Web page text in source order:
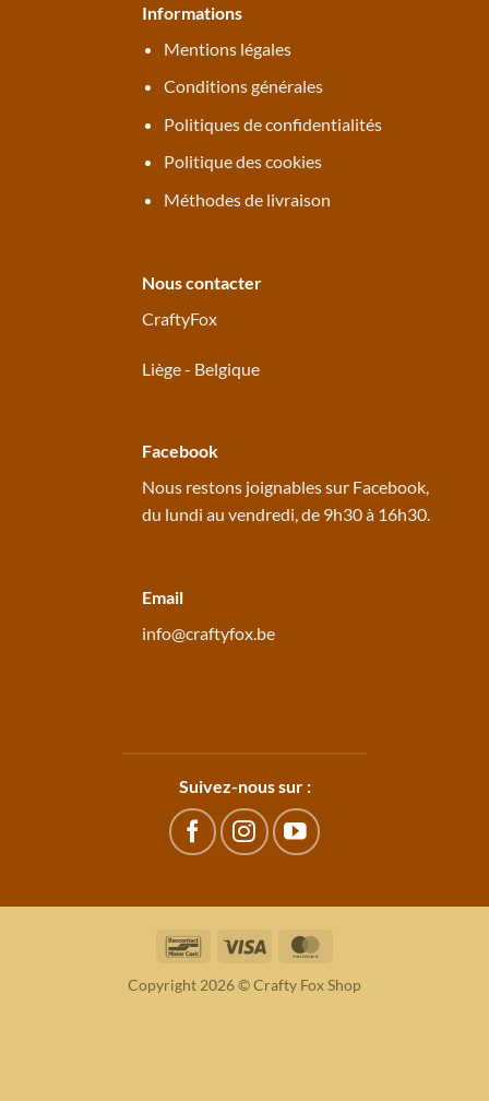
Informations
Mentions légales
Conditions générales
Politiques de confidentialités
Politique des cookies
Méthodes de livraison
Nous contacter
CraftyFox
Liège - Belgique
Facebook
Nous restons joignables sur Facebook,
du lundi au vendredi, de 9h30 à 16h30.
Email
info@craftyfox.be
Suivez-nous sur :
BancontactVisa
Copyright 2026 © Crafty Fox Shop